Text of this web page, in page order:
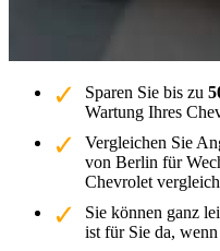
Sparen Sie bis zu
Wartung Ihres
Vergleichen Sie
von Berlin für
Chevrolet
Sie können ganz
ist für Sie da,